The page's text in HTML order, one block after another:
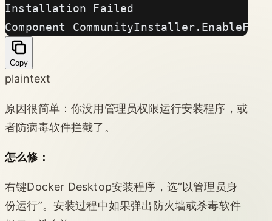
Installation Failed
Component
Copy
plaintext
原因很简单：你没用管理员权限运行安装程序，或
者防病毒软件拦截了。
怎么修：
右键Docker Desktop安装程序，选”以管理员身
份运行”。安装过程中如果弹出防火墙或杀毒软件